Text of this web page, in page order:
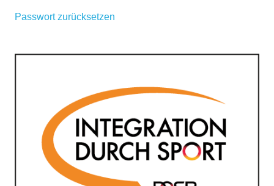
Passwort zurücksetzen